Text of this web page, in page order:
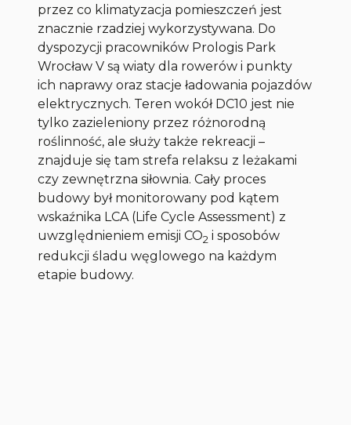
przez co klimatyzacja pomieszczeń jest
znacznie rzadziej wykorzystywana. Do
dyspozycji pracowników Prologis Park
Wrocław V są wiaty dla rowerów i punkty
ich naprawy oraz stacje ładowania pojazdów
elektrycznych. Teren wokół DC10 jest nie
tylko zazieleniony przez różnorodną
roślinność, ale służy także rekreacji –
znajduje się tam strefa relaksu z leżakami
czy zewnętrzna siłownia. Cały proces
budowy był monitorowany pod kątem
wskaźnika LCA (Life Cycle Assessment) z
uwzględnieniem emisji CO2 i sposobów
redukcji śladu węglowego na każdym
etapie budowy.